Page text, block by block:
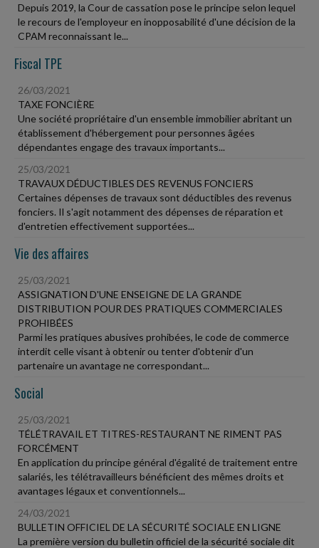
Depuis 2019, la Cour de cassation pose le principe selon lequel
le recours de l'employeur en inopposabilité d'une décision de la
CPAM reconnaissant le...
Fiscal TPE
26/03/2021
TAXE FONCIÈRE
Une société propriétaire d'un ensemble immobilier abritant un
établissement d'hébergement pour personnes âgées
dépendantes engage des travaux importants...
25/03/2021
TRAVAUX DÉDUCTIBLES DES REVENUS FONCIERS
Certaines dépenses de travaux sont déductibles des revenus
fonciers. Il s'agit notamment des dépenses de réparation et
d'entretien effectivement supportées...
Vie des affaires
25/03/2021
ASSIGNATION D'UNE ENSEIGNE DE LA GRANDE
DISTRIBUTION POUR DES PRATIQUES COMMERCIALES
PROHIBÉES
Parmi les pratiques abusives prohibées, le code de commerce
interdit celle visant à obtenir ou tenter d'obtenir d'un
partenaire un avantage ne correspondant...
Social
25/03/2021
TÉLÉTRAVAIL ET TITRES-RESTAURANT NE RIMENT PAS
FORCÉMENT
En application du principe général d'égalité de traitement entre
salariés, les télétravailleurs bénéficient des mêmes droits et
avantages légaux et conventionnels...
24/03/2021
BULLETIN OFFICIEL DE LA SÉCURITÉ SOCIALE EN LIGNE
La première version du bulletin officiel de la sécurité sociale dit